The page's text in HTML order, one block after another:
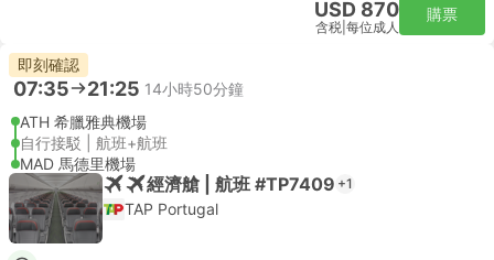
USD 870
含税 每位成人
購票
即刻確認
07:35 21:25 14小時50分鐘
ATH 希臘雅典機場
自行接駁 | 航班+航班
MAD 馬德里機場
經濟艙 | 航班 #TP7409 +1
TAP Portugal